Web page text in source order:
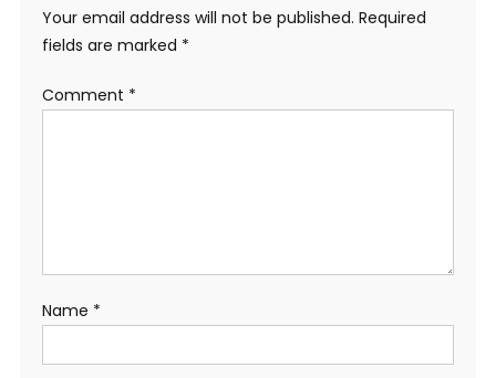
Your email address will not be published. Required
fields are marked *
Comment *
Name *